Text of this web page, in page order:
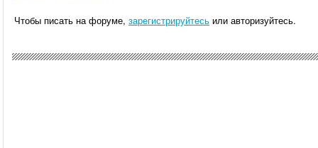
Чтобы писать на форуме, зарегистрируйтесь или авторизуйтесь.